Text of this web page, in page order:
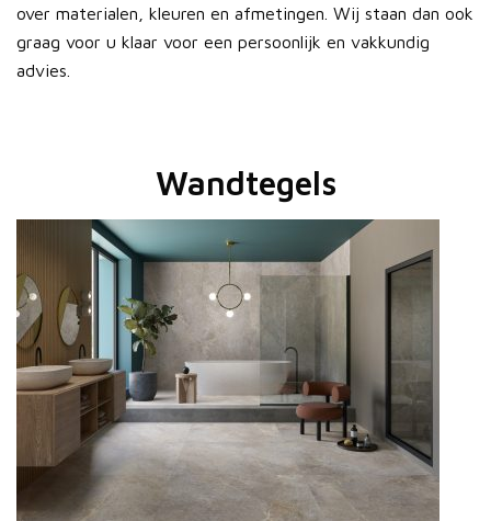
over materialen, kleuren en afmetingen. Wij staan dan ook
graag voor u klaar voor een persoonlijk en vakkundig
advies.
Wandtegels